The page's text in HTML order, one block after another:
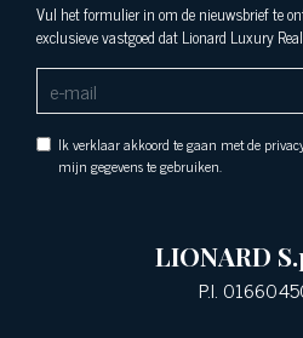
Vul het formulier in om de nieuwsbrief te
exclusieve vastgoed dat Lionard Luxury
Ik verklaar akkoord te gaan met de
mijn gegevens te gebruiken.
LIONARD
P.I.